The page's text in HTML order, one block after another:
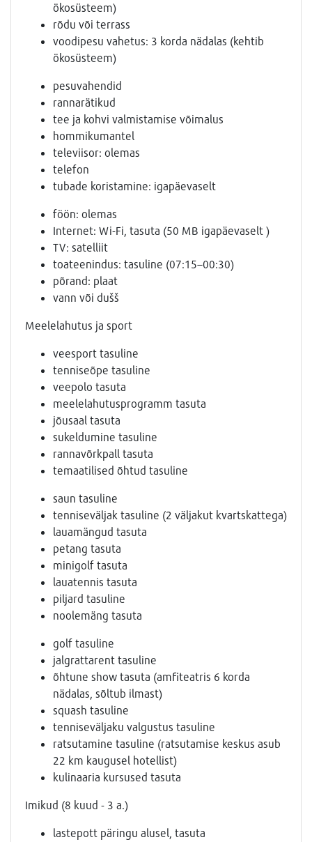
ökosüsteem)
rõdu või terrass
voodipesu vahetus: 3 korda nädalas (kehtib
ökosüsteem)
pesuvahendid
rannarätikud
tee ja kohvi valmistamise võimalus
hommikumantel
televiisor: olemas
telefon
tubade koristamine: igapäevaselt
föön: olemas
Internet: Wi-Fi, tasuta (50 MB igapäevaselt )
TV: satelliit
toateenindus: tasuline (07:15–00:30)
põrand: plaat
vann või dušš
Meelelahutus ja sport
veesport tasuline
tenniseõpe tasuline
veepolo tasuta
meelelahutusprogramm tasuta
jõusaal tasuta
sukeldumine tasuline
rannavõrkpall tasuta
temaatilised õhtud tasuline
saun tasuline
tenniseväljak tasuline (2 väljakut kvartskattega)
lauamängud tasuta
petang tasuta
minigolf tasuta
lauatennis tasuta
piljard tasuline
noolemäng tasuta
golf tasuline
jalgrattarent tasuline
õhtune show tasuta (amfiteatris 6 korda
nädalas, sõltub ilmast)
squash tasuline
tenniseväljaku valgustus tasuline
ratsutamine tasuline (ratsutamise keskus asub
22 km kaugusel hotellist)
kulinaaria kursused tasuta
Imikud (8 kuud - 3 a.)
lastepott päringu alusel, tasuta